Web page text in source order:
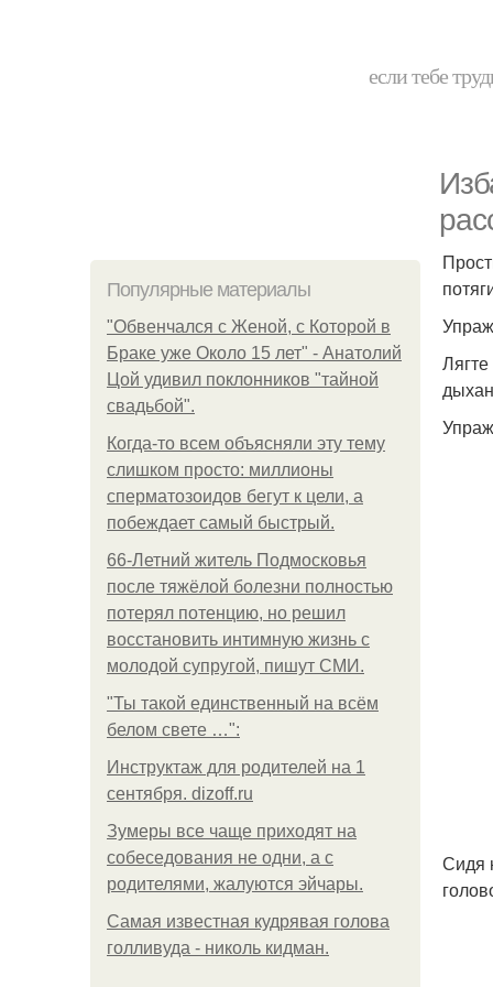
если тебе
Популярные материалы
"Обвенчался с Женой, с Которой в
Браке уже Около 15 лет" - Анатолий
Цой удивил поклонников "тайной
свадьбой".
Когда-то всем объясняли эту тему
слишком просто: миллионы
сперматозоидов бегут к цели, а
побеждает самый быстрый.
66-Летний житель Подмосковья
после тяжёлой болезни полностью
потерял потенцию, но решил
восстановить интимную жизнь с
молодой супругой, пишут СМИ.
"Ты такой единственный на всём
белом свете …":
Инструктаж для родителей на 1
сентября. dizoff.ru
Зумеры все чаще приходят на
собеседования не одни, а с
родителями, жалуются эйчары.
Самая известная кудрявая голова
голливуда - николь кидман.
Сидя